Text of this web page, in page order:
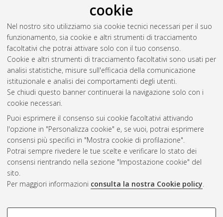
cookie
Nel nostro sito utilizziamo sia cookie tecnici necessari per il suo
funzionamento, sia cookie e altri strumenti di tracciamento
facoltativi che potrai attivare solo con il tuo consenso.
Cookie e altri strumenti di tracciamento facoltativi sono usati per
analisi statistiche, misure sull'efficacia della comunicazione
istituzionale e analisi dei comportamenti degli utenti.
Se chiudi questo banner continuerai la navigazione solo con i
cookie necessari.
Puoi esprimere il consenso sui cookie facoltativi attivando
l'opzione in "Personalizza cookie" e, se vuoi, potrai esprimere
consensi più specifici in "Mostra cookie di profilazione".
Potrai sempre rivedere le tue scelte e verificare lo stato dei
consensi rientrando nella sezione "Impostazione cookie" del
sito.
Per maggiori informazioni consulta la nostra Cookie policy.
COOKIE DI PROFILAZIONE -
Analytical methods for evaluating the
quality and the genuineness of olive oils
Alma Mater Studiorum Università di Bologna. Dottorato di
ricerca inScienze e biotecnologie degli alimenti, 25 Ciclo. DOI
10.6092/unibo/amsdottorato/5356.
Questa lista e' stata generata ilFri Aug 7 20:48:51 2026 CEST
Atom
Rss 1.0
Rss 2.0
ISSN: 2038-7946
Impostazioni Cookie